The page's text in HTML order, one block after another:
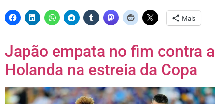
Mais
Japão empata no fim contra a
Holanda na estreia da Copa